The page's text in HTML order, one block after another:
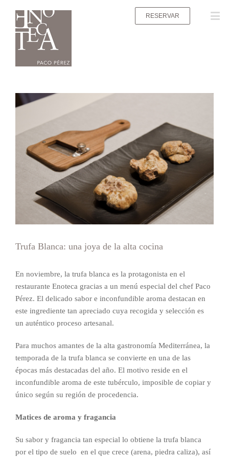
RESERVAR
Trufa Blanca: una joya de la alta cocina
En noviembre, la trufa blanca es la protagonista en el
restaurante Enoteca gracias a un menú especial del chef Paco
Pérez. El delicado sabor e inconfundible aroma destacan en
este ingrediente tan apreciado cuya recogida y selección es
un auténtico proceso artesanal.
Para muchos amantes de la alta gastronomía Mediterránea, la
temporada de la trufa blanca se convierte en una de las
épocas más destacadas del año. El motivo reside en el
inconfundible aroma de este tubérculo, imposible de copiar y
único según su región de procedencia.
Matices de aroma y fragancia
Su sabor y fragancia tan especial lo obtiene la trufa blanca
por el tipo de suelo en el que crece (arena, piedra caliza), así